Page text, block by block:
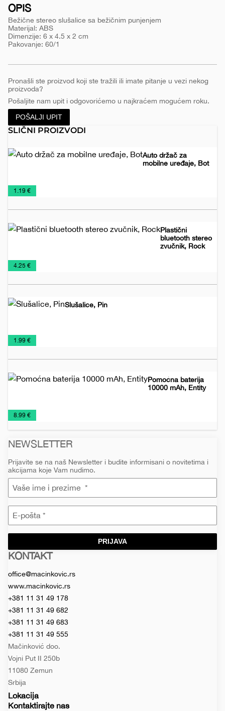
punjenjem-
meta
OPIS
Bežične stereo slušalice sa bežičnim punjenjem
Materijal: ABS
Dimenzije: 6 x 4.5 x 2 cm
Pakovanje: 60/1
Pronašli ste proizvod koji ste tražili ili imate pitanje u vezi nekog
proizvoda?
Pošaljite nam upit i odgovorićemo u najkraćem mogućem roku.
POŠALJI UPIT
SLIČNI PROIZVODI
Auto držač za
mobilne uređaje, Bot
Tehnička
oprema
Tehnologija
1.19 €
Plastični
bluetooth stereo
zvučnik, Rock
Audio
uređaji
Promo
materijal
Tehnologija
4.25 €
Slušalice, Pin
Audio
uređaji
Tehnologija
1.99 €
Pomoćna baterija
10000 mAh, Entity
Pomoćne
baterije
Tehnologija
8.99 €
NEWSLETTER
Prijavite se na naš Newsletter i budite informisani o novitetima i
akcijama koje Vam nudimo.
PRIJAVA
Macinkovic
Macinkovic
https://www.macinkovic.rs/wp-
KONTAKT
office@macinkovic.rs
www.macinkovic.rs
+381 11 31 49 178
+381 11 31 49 682
+381 11 31 49 683
+381 11 31 49 555
Mačinković doo.
Vojni Put II 250b
11080 Zemun
Srbija
Lokacija
Kontaktirajte nas